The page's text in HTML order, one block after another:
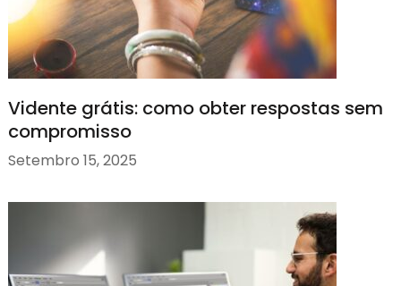
Vidente grátis: como obter respostas sem
compromisso
Setembro 15, 2025